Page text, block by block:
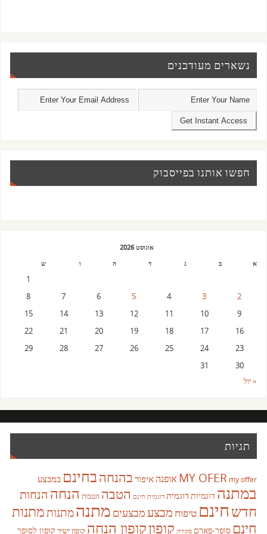
נשארים מעודכנים
חפשו אותנו בפייסבוק
אוגוסט 2026
א
ב ג ד ה ו ש
1
2
3
4
5
6
7
8
9
10
11
12
13
14
15
16
17
18
19
20
21
22
23
24
25
26
27
28
29
30
31
« יול
תגיות
MY OFER my offer אופנהאיפור בהנחהבחינם במבצע
במתנה דוגמיותדוגמית דוגמית חינם הטבה הטבות הנחה הנחות
חדשחינם טיפוח מבצעמבצעים מתנהמתנותמתנות
חינם סופר-פארם סקירה קופוןקופון הנחה קופון ישיר קופון לסופר